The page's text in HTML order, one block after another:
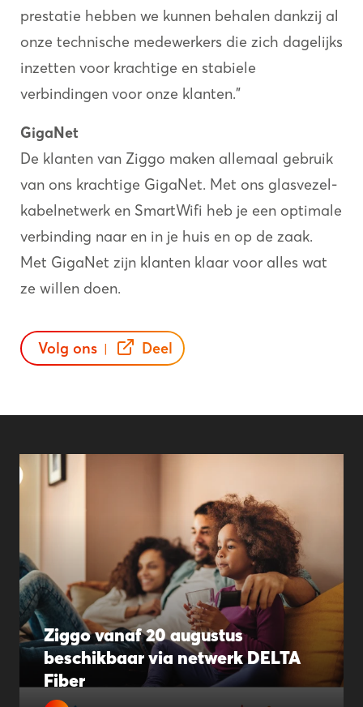
prestatie hebben we kunnen behalen dankzij al
onze technische medewerkers die zich dagelijks
inzetten voor krachtige en stabiele
verbindingen voor onze klanten.”
GigaNet
De klanten van Ziggo maken allemaal gebruik
van ons krachtige GigaNet. Met ons glasvezel-
kabelnetwerk en SmartWifi heb je een optimale
verbinding naar en in je huis en op de zaak.
Met GigaNet zijn klanten klaar voor alles wat
ze willen doen.
Volg ons | Deel
Ziggo vanaf 20 augustus
beschikbaar via netwerk DELTA
Fiber